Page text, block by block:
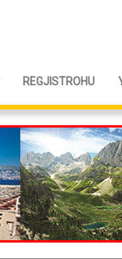
REGJISTROHU